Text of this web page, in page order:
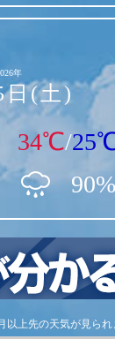
年
日(土)
34℃/
90%
上先の天気が見られ